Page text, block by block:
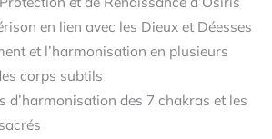
en lien avec les Dieux et Déesses
et l’harmonisation en plusieurs
corps subtils
d’harmonisation des 7 chakras et les